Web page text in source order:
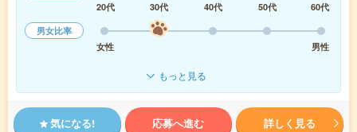
20代
30代 40代 50代
60代
男女比率
女性
男性
もっと見る
気になる! 応募へ進む 詳しく見る